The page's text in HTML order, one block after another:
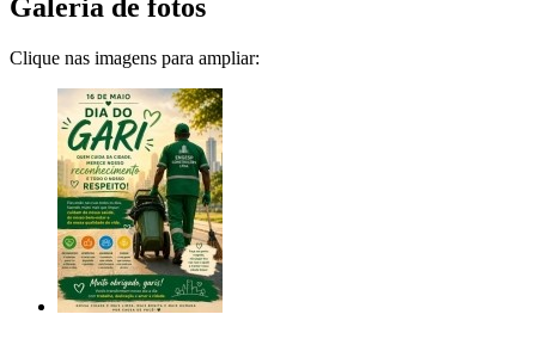
Galeria de fotos
Clique nas imagens para ampliar: